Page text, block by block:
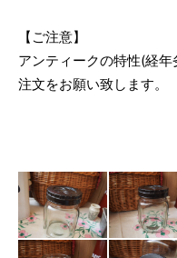
【ご注意】
アンティークの特性(経
注文をお願い致します。